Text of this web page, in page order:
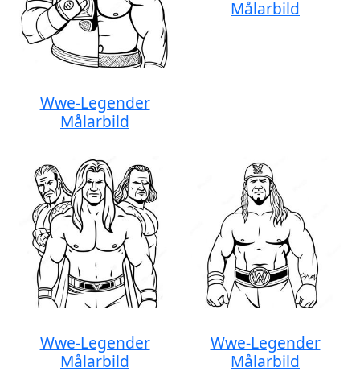
Wwe-Legender
Målarbild
Målarbild
Wwe-Legender
Målarbild
Wwe-Legender
Målarbild